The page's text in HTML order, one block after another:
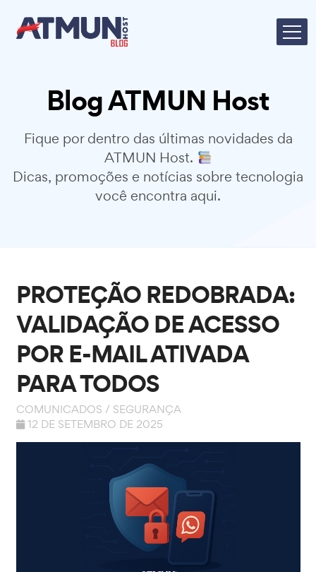
Blog ATMUN Host
Fique por dentro das últimas novidades da
ATMUN Host.
Dicas, promoções e notícias sobre tecnologia
você encontra aqui.
PROTEÇÃO REDOBRADA:
VALIDAÇÃO DE ACESSO
POR E-MAIL ATIVADA
PARA TODOS
COMUNICADOS / SEGURANÇA
12 DE SETEMBRO DE 2025